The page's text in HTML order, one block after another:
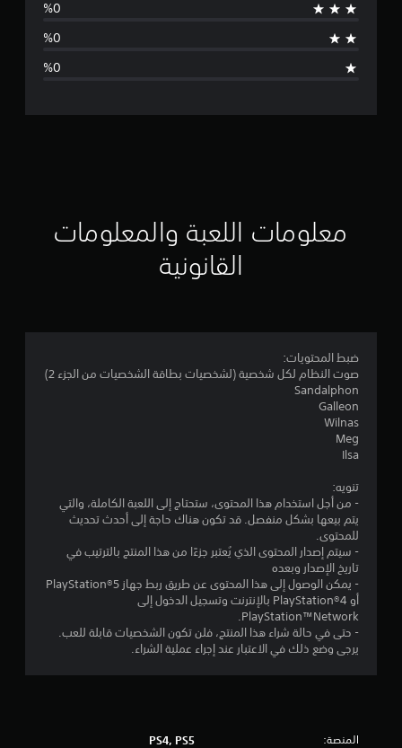
ق
م
معلومات اللعبة والمعلومات
القانونية
ضبط المحتويات:
صوت النظام لكل شخصية (لشخصيات بطاقة الشخصيات من الجزء 2)
Sandalphon
Galleon
Wilnas
Meg
Ilsa
تنويه:
- من أجل استخدام هذا المحتوى، ستحتاج إلى اللعبة الكاملة، والتي
يتم بيعها بشكل منفصل. قد تكون هناك حاجة إلى أحدث تحديث
للمحتوى.
- سيتم إصدار المحتوى الذي يُعتبر جزءًا من هذا المنتج بالترتيب في
تاريخ الإصدار وبعده
- يمكن الوصول إلى هذا المحتوى عن طريق ربط جهاز PlayStation®5
أو PlayStation®4 بالإنترنت وتسجيل الدخول إلى
PlayStation™Network.
- حتى في حالة شراء هذا المنتج، فلن تكون الشخصيات قابلة للعب.
يرجى وضع ذلك في الاعتبار عند إجراء عملية الشراء.
المنصة: PS4, PS5